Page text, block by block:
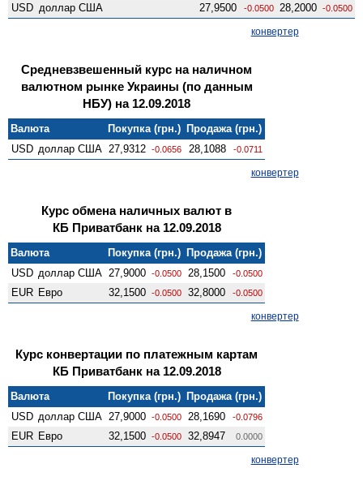
USD доллар США 27,9500 -0.0500 28,2000 -0.0500
конвертер
Средневзвешенный курс на наличном
валютном рынке Украины (по данным
НБУ) на 12.09.2018
Валюта Покупка (грн.) Продажа (грн.)
USD доллар США 27,9312 -0.0656 28,1088 -0.0711
конвертер
Курс обмена наличных валют в
КБ Приватбанк на 12.09.2018
Валюта Покупка (грн.) Продажа (грн.)
USD доллар США 27,9000 -0.0500 28,1500 -0.0500
EUR Евро 32,1500 -0.0500 32,8000 -0.0500
конвертер
Курс конвертации по платежным картам
КБ Приватбанк на 12.09.2018
Валюта Покупка (грн.) Продажа (грн.)
USD доллар США 27,9000 -0.0500 28,1690 -0.0796
EUR Евро 32,1500 -0.0500 32,8947 0.0000
конвертер